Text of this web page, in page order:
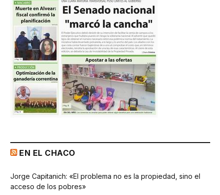
EN EL CHACO
Jorge Capitanich: «El problema no es la propiedad, sino el
acceso de los pobres»